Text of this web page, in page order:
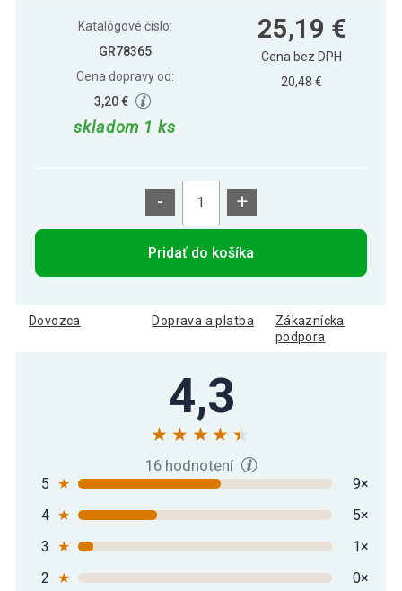
farba piesku
25,09 €
Gorilla Sports vankúš na jogu polmesiac,
svetlo modrý
Gorilla Sports vankúš na jogu polmesiac,
25,00 €
fialový, 45x32 cm
Meditačný polštár so špaldovou výplňou,
oranžový, 45x32 cm
Katalógové číslo:
GR78365
Cena dopravy od:
3,20 €
skladom 1 ks
25,19 €
Cena bez DPH
20,48 €
- +
Pridať do košíka
Dovozca Doprava a platba
Zákaznícka
podpora
4,3
16 hodnotení
5 ★
9×
4 ★
5×
3
★
1×
2 ★
0×